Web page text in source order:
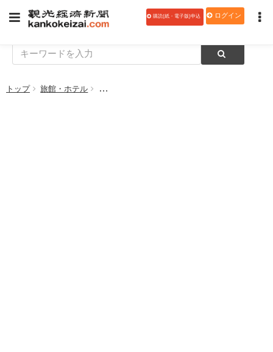
購読(紙・電子版)申込 ログイン
トップ 旅館・ホテル 龍宮城スパホテル三日月、棋聖戦五番勝負 第一